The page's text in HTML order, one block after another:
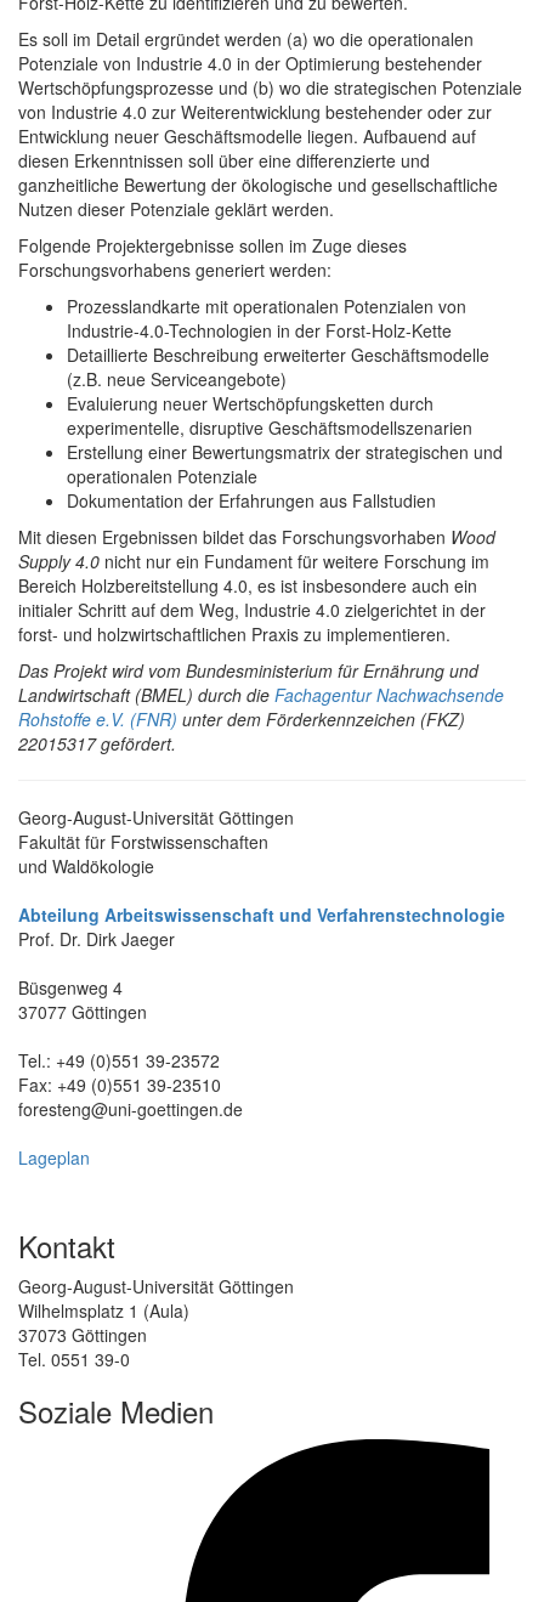
Es soll im Detail ergründet werden (a) wo die operationalen
Potenziale von Industrie 4.0 in der Optimierung bestehender
Wertschöpfungsprozesse und (b) wo die strategischen Potenziale
von Industrie 4.0 zur Weiterentwicklung bestehender oder zur
Entwicklung neuer Geschäftsmodelle liegen. Aufbauend auf
diesen Erkenntnissen soll über eine differenzierte und
ganzheitliche Bewertung der ökologische und gesellschaftliche
Nutzen dieser Potenziale geklärt werden.
Folgende Projektergebnisse sollen im Zuge dieses
Forschungsvorhabens generiert werden:
Prozesslandkarte mit operationalen Potenzialen von
Industrie-4.0-Technologien in der Forst-Holz-Kette
Detaillierte Beschreibung erweiterter Geschäftsmodelle
(z.B. neue Serviceangebote)
Evaluierung neuer Wertschöpfungsketten durch
experimentelle, disruptive Geschäftsmodellszenarien
Erstellung einer Bewertungsmatrix der strategischen und
operationalen Potenziale
Dokumentation der Erfahrungen aus Fallstudien
Mit diesen Ergebnissen bildet das Forschungsvorhaben Wood
Supply 4.0 nicht nur ein Fundament für weitere Forschung im
Bereich Holzbereitstellung 4.0, es ist insbesondere auch ein
initialer Schritt auf dem Weg, Industrie 4.0 zielgerichtet in der
forst- und holzwirtschaftlichen Praxis zu implementieren.
Das Projekt wird vom Bundesministerium für Ernährung und
Landwirtschaft (BMEL) durch die Fachagentur Nachwachsende
Rohstoffe e.V. (FNR) unter dem Förderkennzeichen (FKZ)
22015317 gefördert.
Georg-August-Universität Göttingen
Fakultät für Forstwissenschaften
und Waldökologie
Abteilung Arbeitswissenschaft und Verfahrenstechnologie
Prof. Dr. Dirk Jaeger
Büsgenweg 4
37077 Göttingen
Tel.: +49 (0)551 39-23572
Fax: +49 (0)551 39-23510
foresteng@uni-goettingen.de
Lageplan
Kontakt
Georg-August-Universität Göttingen
Wilhelmsplatz 1 (Aula)
37073 Göttingen
Tel. 0551 39-0
Soziale Medien